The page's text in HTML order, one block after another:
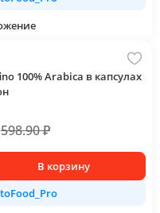
100% Arabica в капсулах
598.90₽
В корзину